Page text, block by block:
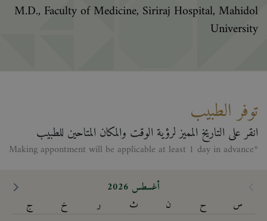
M.D., Faculty of Medicine, Siriraj Hospital, Mahidol
University
توفر الطبيب
انقر على التاريخ المميز لرؤية الوقت والمكان المتاحين للطبيب
*Making appontment will be applicable at least 1 day in advance
أغسطس 2026
س
ح ن ث ر خ
ج